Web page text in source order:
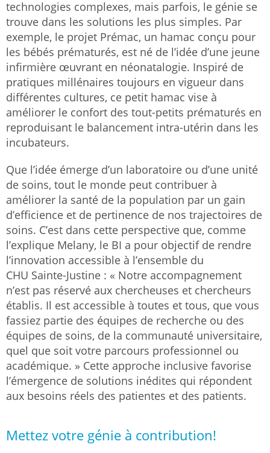
technologies complexes, mais parfois, le génie se
trouve dans les solutions les plus simples. Par
exemple, le projet Prémac, un hamac conçu pour
les bébés prématurés, est né de l’idée d’une jeune
infirmière œuvrant en néonatalogie. Inspiré de
pratiques millénaires toujours en vigueur dans
différentes cultures, ce petit hamac vise à
améliorer le confort des tout-petits prématurés en
reproduisant le balancement intra-utérin dans les
incubateurs.
Que l’idée émerge d’un laboratoire ou d’une unité
de soins, tout le monde peut contribuer à
améliorer la santé de la population par un gain
d’efficience et de pertinence de nos trajectoires de
soins. C’est dans cette perspective que, comme
l’explique Melany, le BI a pour objectif de rendre
l’innovation accessible à l’ensemble du
CHU Sainte-Justine : « Notre accompagnement
n’est pas réservé aux chercheuses et chercheurs
établis. Il est accessible à toutes et tous, que vous
fassiez partie des équipes de recherche ou des
équipes de soins, de la communauté universitaire,
quel que soit votre parcours professionnel ou
académique. » Cette approche inclusive favorise
l’émergence de solutions inédites qui répondent
aux besoins réels des patientes et des patients.
Mettez votre génie à contribution!